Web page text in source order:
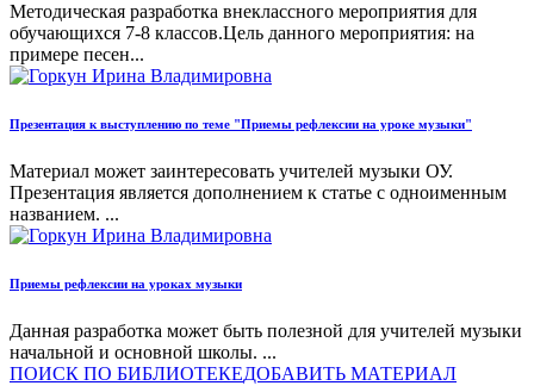
Методическая разработка внеклассного мероприятия для
обучающихся 7-8 классов.Цель данного мероприятия: на
примере песен...
Презентация к выступлению по теме "Приемы рефлексии на уроке музыки"
Материал может заинтересовать учителей музыки ОУ.
Презентация является дополнением к статье с одноименным
названием. ...
Приемы рефлексии на уроках музыки
Данная разработка может быть полезной для учителей музыки
начальной и основной школы. ...
ПОИСК ПО БИБЛИОТЕКЕДОБАВИТЬ МАТЕРИАЛ